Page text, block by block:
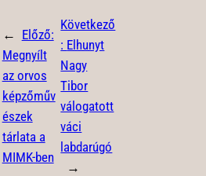
← Előző:
Megnyílt
az orvos
képzőműv
észek
tárlata a
MIMK-ben
Következő
: Elhunyt
Nagy
Tibor
válogatott
váci
labdarúgó
→